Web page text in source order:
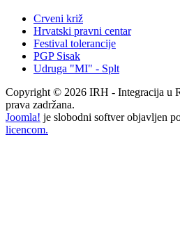
Crveni križ
Hrvatski pravni centar
Festival tolerancije
PGP Sisak
Udruga "MI" - Splt
Copyright © 2026 IRH - Integracija u
prava zadržana.
Joomla! je slobodni softver objavljen
licencom.